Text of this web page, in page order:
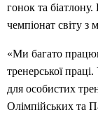
гонок та
чемпіонат світу з
«Ми багато
тренерської
для особистих
Олімпійських та